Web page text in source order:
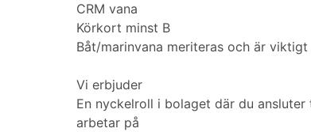
CRM vana
Körkort minst B
Båt/marinvana meriteras och är
Vi erbjuder
En nyckelroll i bolaget där du
arbetar på